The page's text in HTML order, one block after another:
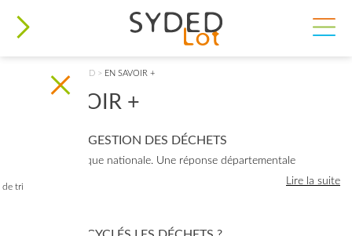
de tri
VOUS ÊTES ICI
> LE SYDED > EN SAVOIR +
EN SAVOIR +
LE LOT ET LA GESTION DES DÉCHETS
Une problématique nationale. Une réponse départementale
Lire la suite